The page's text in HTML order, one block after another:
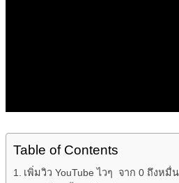
Table of Contents
เพิ่มวิว YouTube ไวๆ จาก 0 ถึงหมื่